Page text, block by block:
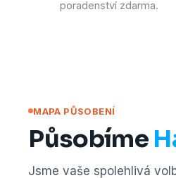
poradenství zdarma.
MAPA PŮSOBENÍ
Působíme
Jsme vaše spolehlivá